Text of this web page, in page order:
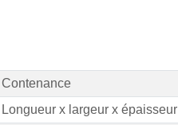
Contenance
Longueur x largeur x épaisseur